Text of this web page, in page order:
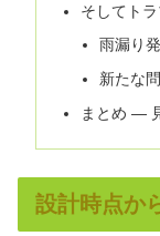
そしてト
雨漏り
新たな
まとめ ―
設計時点か